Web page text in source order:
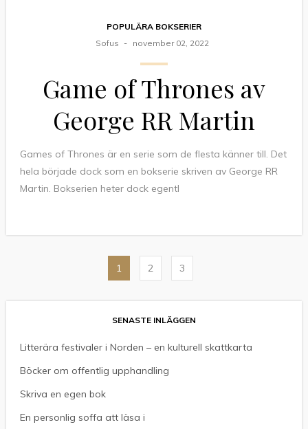
POPULÄRA BOKSERIER
Sofus
november 02, 2022
Game of Thrones av
George RR Martin
Games of Thrones är en serie som de flesta känner till. Det
hela började dock som en bokserie skriven av George RR
Martin. Bokserien heter dock egentl
inlägg
1 2 3
SENASTE INLÄGGEN
Litterära festivaler i Norden – en kulturell skattkarta
Böcker om offentlig upphandling
Skriva en egen bok
En personlig soffa att läsa i